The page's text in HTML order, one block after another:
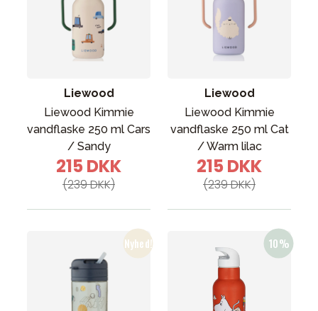
Liewood
Liewood Kimmie
vandflaske 250 ml Cars
/ Sandy
215 DKK
(239 DKK)
Liewood
Liewood Kimmie
vandflaske 250 ml Cat
/ Warm lilac
215 DKK
(239 DKK)